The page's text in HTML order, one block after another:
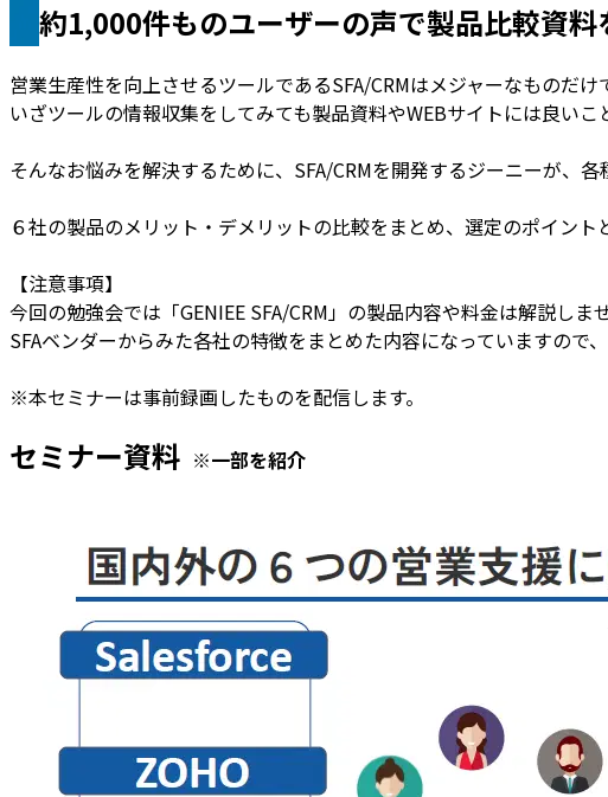
約1,000件ものユーザーの声で製品比較資料
営業生産性を向上させるツールであるSFA/CRMはメジャーなものだけ
いざツールの情報収集をしてみても製品資料やWEBサイトには良い
そんなお悩みを解決するために、SFA/CRMを開発するジーニーが、
６社の製品のメリット・デメリットの比較をまとめ、選定のポイン
【注意事項】
今回の勉強会では「GENIEE SFA/CRM」の製品内容や料金は解説しませ
SFAベンダーからみた各社の特徴をまとめた内容になっていますので
※本セミナーは事前録画したものを配信します。
セミナー資料 ※一部を紹介